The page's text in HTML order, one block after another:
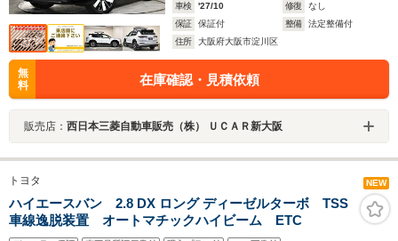
車検
'27/10 修復
なし
保証
保証付 整備
法定整備付
住所
大阪府大阪市淀川区
無
料
在庫確認・見積依頼
販売店： 西日本三菱自動車販売（株） ＵＣＡＲ新大阪
トヨタ NEW
ハイエースバン 2.8 DX ロング ディーゼルターボ TSS
車線逸脱装置 オートマチックハイビーム ETC